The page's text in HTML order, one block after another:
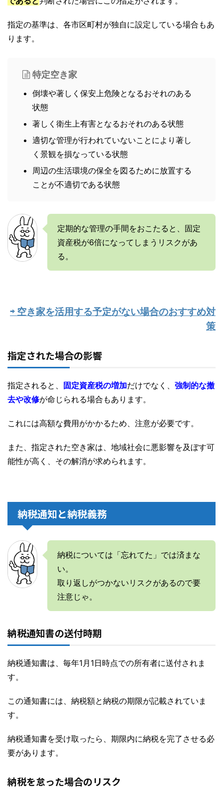
指定の基準は、各市区町村が独自に設定している場合もあ
ります。
特定空き家
倒壊や著しく保安上危険となるおそれのある
状態
著しく衛生上有害となるおそれのある状態
適切な管理が行われていないことにより著し
く景観を損なっている状態
周辺の生活環境の保全を図るために放置する
ことが不適切である状態
定期的な管理の手間をおこたると、固定
資産税が6倍になってしまうリスクがあ
る。
⇨ 空き家を活用する予定がない場合のおすすめ対
策
指定された場合の影響
指定されると、 固定資産税の増加だけでなく、 強制的な撤
去や改修が命じられる場合もあります。
これには高額な費用がかかるため、注意が必要です。
また、指定された空き家は、地域社会に悪影響を及ぼす可
能性が高く、その解消が求められます。
納税通知と納税義務
納税については「忘れてた」では済まな
い。
取り返しがつかないリスクがあるので要
注意じゃ。
納税通知書の送付時期
納税通知書は、毎年1月1日時点での所有者に送付されま
す。
この通知書には、納税額と納税の期限が記載されていま
す。
納税通知書を受け取ったら、期限内に納税を完了させる必
要があります。
納税を怠った場合のリスク